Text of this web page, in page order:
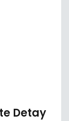
Detay